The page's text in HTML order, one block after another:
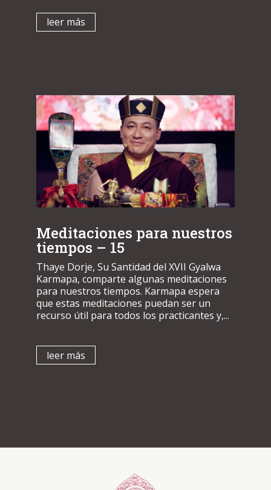
leer más
Meditaciones para nuestros
tiempos – 15
Thaye Dorje, Su Santidad del XVII Gyalwa
Karmapa, comparte algunas meditaciones
para nuestros tiempos. Karmapa espera
que estas meditaciones puedan ser un
recurso útil para todos los practicantes y,...
leer más